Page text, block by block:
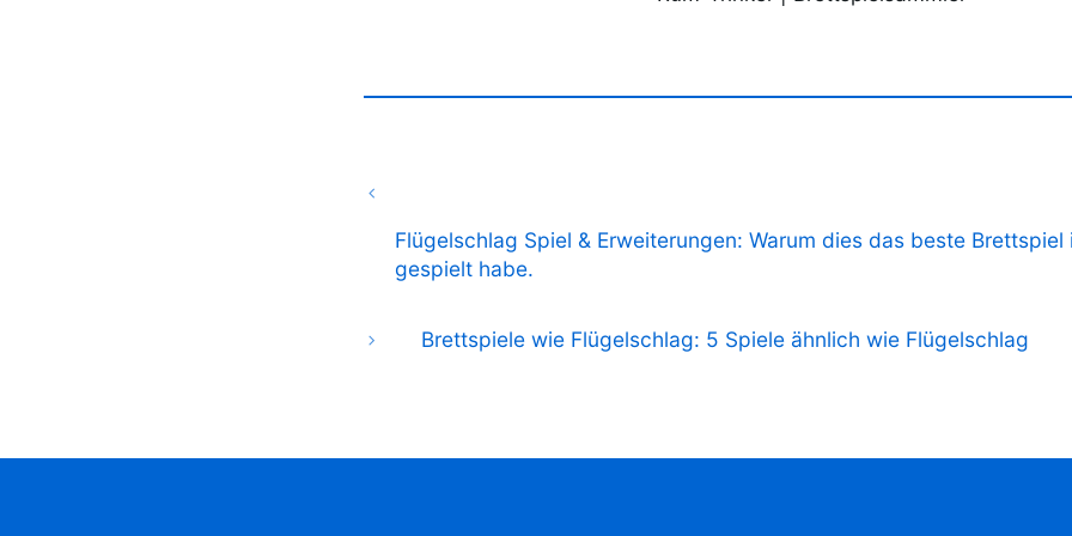
Flügelschlag Spiel & Erweiterungen: Warum dies das beste
gespielt habe.
Brettspiele wie Flügelschlag: 5 Spiele ähnlich wie Flügelschlag